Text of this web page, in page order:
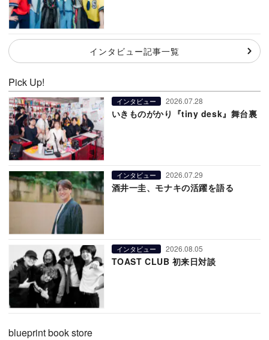
インタビュー記事一覧
Pick Up!
インタビュー 2026.07.28
いきものがかり『tiny desk』舞台裏
インタビュー 2026.07.29
酒井一圭、モナキの活躍を語る
インタビュー 2026.08.05
TOAST CLUB 初来日対談
blueprint book store